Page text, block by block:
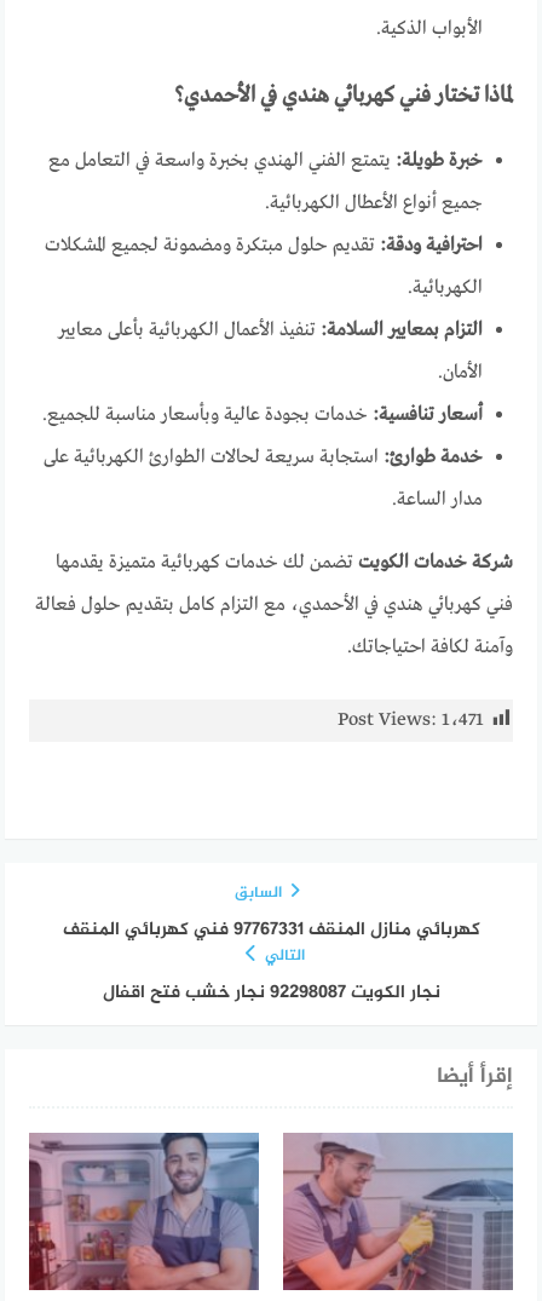
الأبواب الذكية.
لماذا تختار فني كهربائي هندي في الأحمدي؟
خبرة طويلة: يتمتع الفني الهندي بخبرة واسعة في التعامل مع
جميع أنواع الأعطال الكهربائية.
احترافية ودقة: تقديم حلول مبتكرة ومضمونة لجميع المشكلات
الكهربائية.
التزام بمعايير السلامة: تنفيذ الأعمال الكهربائية بأعلى معايير
الأمان.
أسعار تنافسية: خدمات بجودة عالية وبأسعار مناسبة للجميع.
خدمة طوارئ: استجابة سريعة لحالات الطوارئ الكهربائية على
مدار الساعة.
شركة خدمات الكويت تضمن لك خدمات كهربائية متميزة يقدمها
فني كهربائي هندي في الأحمدي، مع التزام كامل بتقديم حلول فعالة
وآمنة لكافة احتياجاتك.
Post Views: 1٬471
السابق
كهربائي منازل المنقف 97767331 فني كهربائي المنقف
التالي
نجار الكويت 92298087 نجار خشب فتح اقفال
إقرأ أيضا